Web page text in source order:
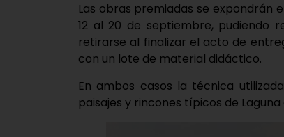
Las obras premiadas se expondrán
12 al 20 de septiembre, pudiendo
retirarse al finalizar el acto de
con un lote de material didáctico.
En ambos casos la técnica
paisajes y rincones típicos de Laguna